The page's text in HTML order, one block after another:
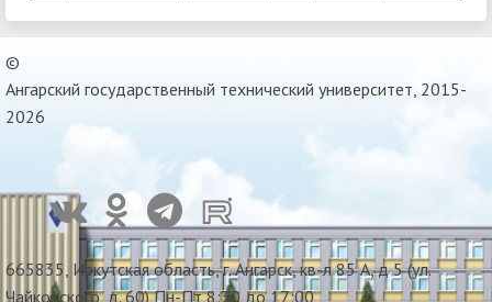
©
Ангарский государственный технический университет, 2015-
2026
665835, Иркутская область, г. Ангарск, кв-л 85 А, д 5 (ул.
Чайковского, д. 60) Пн-Пт 8:30 до 17:00